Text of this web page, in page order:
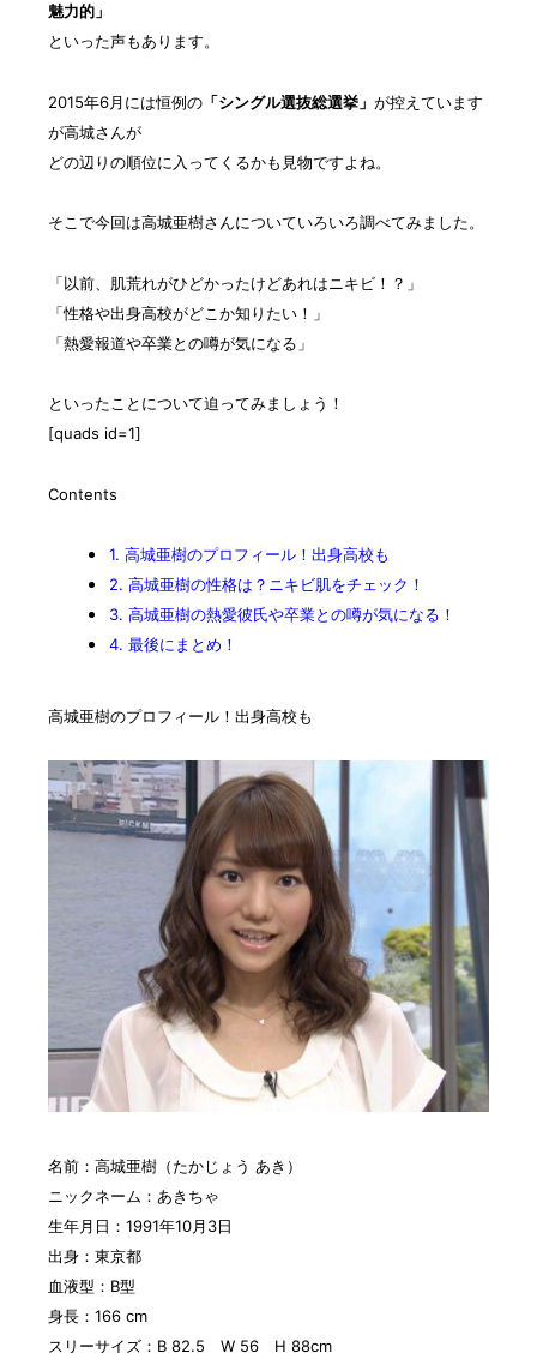
魅力的」
といった声もあります。
2015年6月には恒例の 「シングル選抜総選挙」 が控えています
が高城さんが
どの辺りの順位に入ってくるかも見物ですよね。
そこで今回は高城亜樹さんについていろいろ調べてみました。
「以前、肌荒れがひどかったけどあれはニキビ！？」
「性格や出身高校がどこか知りたい！」
「熱愛報道や卒業との噂が気になる」
といったことについて迫ってみましょう！
[quads id=1]
Contents
1. 高城亜樹のプロフィール！出身高校も
2. 高城亜樹の性格は？ニキビ肌をチェック！
3. 高城亜樹の熱愛彼氏や卒業との噂が気になる！
4. 最後にまとめ！
高城亜樹のプロフィール！出身高校も
名前：高城亜樹（たかじょう あき）
ニックネーム：あきちゃ
生年月日：1991年10月3日
出身：東京都
血液型：B型
身長：166 cm
スリーサイズ：B 82.5 W 56 H 88cm